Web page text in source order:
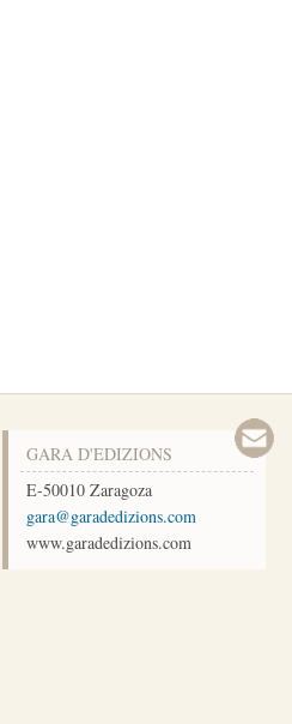
GARA D'EDIZIONS
E-50010 Zaragoza
moc.snoizidedarag@arag
www.garadedizions.com